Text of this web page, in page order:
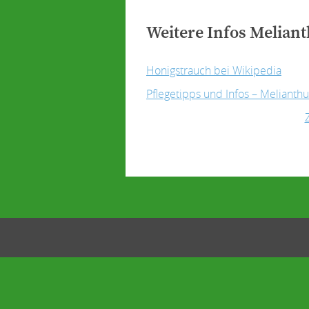
Weitere Infos
Honigstrauch bei Wikipedia
Pflegetipps und Infos –